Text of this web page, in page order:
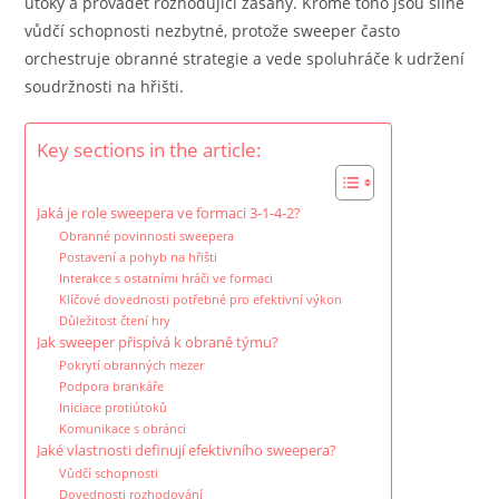
vůdčí schopnosti nezbytné, protože sweeper často
orchestruje obranné strategie a vede spoluhráče k udržení
soudržnosti na hřišti.
Key sections in the article:
Jaká je role sweepera ve formaci 3-1-4-2?
Obranné povinnosti sweepera
Postavení a pohyb na hřišti
Interakce s ostatními hráči ve formaci
Klíčové dovednosti potřebné pro efektivní výkon
Důležitost čtení hry
Jak sweeper přispívá k obraně týmu?
Pokrytí obranných mezer
Podpora brankáře
Iniciace protiútoků
Komunikace s obránci
Jaké vlastnosti definují efektivního sweepera?
Vůdčí schopnosti
Dovednosti rozhodování